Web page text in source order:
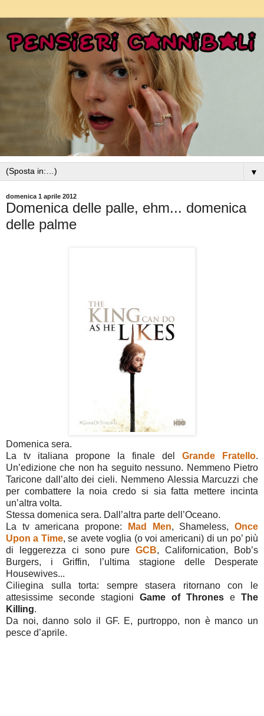
▼
domenica 1 aprile 2012
Domenica delle palle, ehm... domenica
delle palme
Domenica sera.
La tv italiana propone la finale del Grande Fratello.
Un’edizione che non ha seguito nessuno. Nemmeno Pietro
Taricone dall’alto dei cieli. Nemmeno Alessia Marcuzzi che
per combattere la noia credo si sia fatta mettere incinta
un’altra volta.
Stessa domenica sera. Dall’altra parte dell’Oceano.
La tv americana propone:
Mad Men, Shameless,Once
Upon a Time, se avete voglia (o voi americani) di un po’ più
di leggerezza ci sono pureGCB, Californication, Bob’s
Burgers, i Griffin, l’ultima stagione delle Desperate
Housewives...
Ciliegina sulla torta: sempre stasera ritornano con le
attesissime seconde stagioni Game of Thrones e The
Killing.
Da noi, danno solo il GF. E, purtroppo, non è manco un
pesce d’aprile.